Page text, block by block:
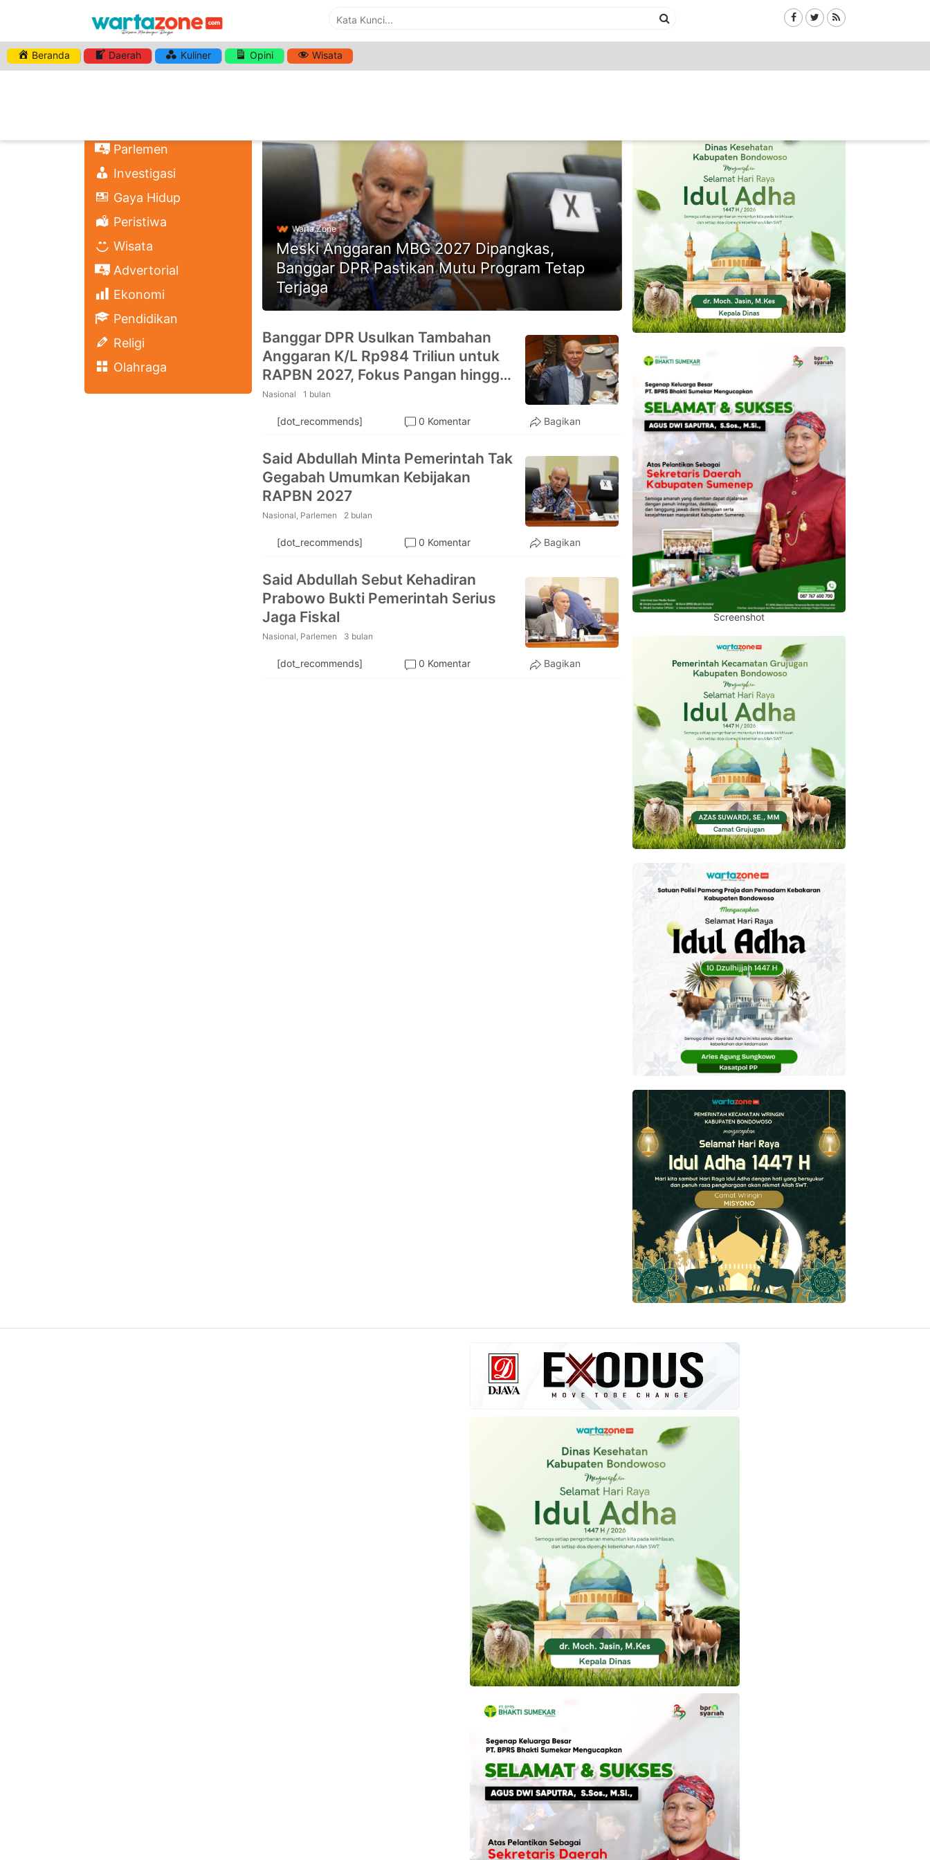
Beranda Daerah Kuliner Opini Wisata
Parlemen
Investigasi
Gaya Hidup
Peristiwa
Wisata
Advertorial
Ekonomi
Pendidikan
Religi
Olahraga
HASHTAG:RAPBN 2027
Warta Zone
Meski Anggaran MBG 2027 Dipangkas,
Banggar DPR Pastikan Mutu Program Tetap
Terjaga
Banggar DPR Usulkan Tambahan
Anggaran K/L Rp984 Triliun untuk
RAPBN 2027, Fokus Pangan hingga
Pendidikan
Nasional 1 bulan
[dot_recommends] 0 Komentar Bagikan
Said Abdullah Minta Pemerintah Tak
Gegabah Umumkan Kebijakan
RAPBN 2027
Nasional, Parlemen 2 bulan
[dot_recommends] 0 Komentar Bagikan
Said Abdullah Sebut Kehadiran
Prabowo Bukti Pemerintah Serius
Jaga Fiskal
Nasional, Parlemen 3 bulan
[dot_recommends] 0 Komentar Bagikan
Screenshot